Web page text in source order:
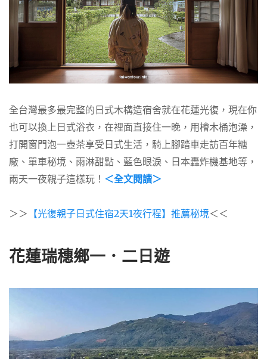
全台灣最多最完整的日式木構造宿舍就在花蓮光復，現在你
也可以換上日式浴衣，在裡面直接住一晚，用檜木桶泡澡，
打開窗門泡一壺茶享受日式生活，騎上腳踏車走訪百年糖
廠、單車秘境、雨淋甜點、藍色眼淚、日本轟炸機基地等，
兩天一夜親子這樣玩！ ＜全文閱讀＞
＞＞ 【光復親子日式住宿2天1夜行程】推薦秘境＜＜
花蓮瑞穗鄉一．二日遊